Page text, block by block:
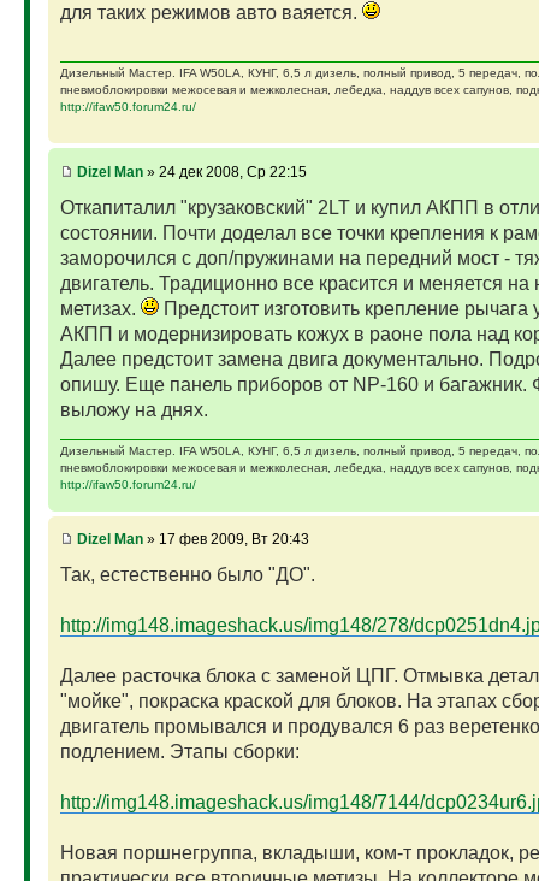
для таких режимов авто ваяется.
Дизельный Мастер. IFA W50LA, КУНГ, 6,5 л дизель, полный привод, 5 передач,
пневмоблокировки межосевая и межколесная, лебедка, наддув всех сапунов,
http://ifaw50.forum24.ru/
Dizel Man» 24 дек 2008, Ср 22:15
Откапиталил "крузаковский" 2LT и купил АКПП в
состоянии. Почти доделал все точки крепления к
заморочился с доп/пружинами на передний мост -
двигатель. Традиционно все красится и меняется на
метизах.
Предстоит изготовить крепление рычага
АКПП и модернизировать кожух в раоне пола над
Далее предстоит замена двига документально.
опишу. Еще панель приборов от NP-160 и багажник.
выложу на днях.
Дизельный Мастер. IFA W50LA, КУНГ, 6,5 л дизель, полный привод, 5 передач,
пневмоблокировки межосевая и межколесная, лебедка, наддув всех сапунов,
http://ifaw50.forum24.ru/
Dizel Man» 17 фев 2009, Вт 20:43
Так, естественно было "ДО".
http://img148.imageshack.us/img148/278/
Далее расточка блока с заменой ЦПГ. Отмывка
"мойке", покраска краской для блоков. На этапах
двигатель промывался и продувался 6 раз
подлением. Этапы сборки:
http://img148.imageshack.us/img148/7144/
Новая поршнегруппа, вкладыши, ком-т прокладок,